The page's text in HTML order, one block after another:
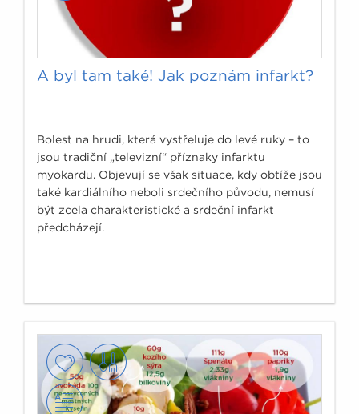
A byl tam také! Jak poznám infarkt?
Bolest na hrudi, která vystřeluje do levé ruky – to
jsou tradiční „televizní“ příznaky infarktu
myokardu. Objevují se však situace, kdy obtíže jsou
také kardiálního neboli srdečního původu, nemusí
být zcela charakteristické a srdeční infarkt
předcházejí.